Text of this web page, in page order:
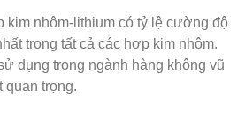
kim nhôm-lithium có tỷ lệ cường độ
trong tất cả các hợp kim nhôm.
dụng trong ngành hàng không vũ
quan trọng.